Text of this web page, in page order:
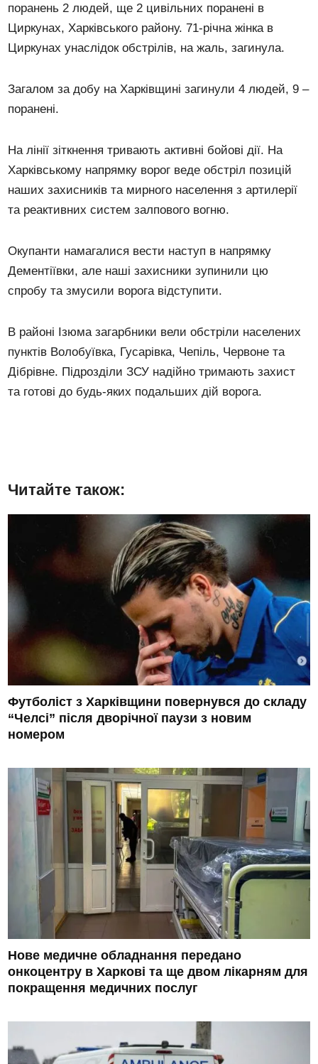
поранень 2 людей, ще 2 цивільних поранені в
Циркунах, Харківського району. 71-річна жінка в
Циркунах унаслідок обстрілів, на жаль, загинула.
Загалом за добу на Харківщині загинули 4 людей, 9 –
поранені.
На лінії зіткнення тривають активні бойові дії. На
Харківському напрямку ворог веде обстріл позицій
наших захисників та мирного населення з артилерії
та реактивних систем залпового вогню.
Окупанти намагалися вести наступ в напрямку
Дементіївки, але наші захисники зупинили цю
спробу та змусили ворога відступити.
В районі Ізюма загарбники вели обстріли населених
пунктів Волобуївка, Гусарівка, Чепіль, Червоне та
Дібрівне. Підрозділи ЗСУ надійно тримають захист
та готові до будь-яких подальших дій ворога.
Читайте також:
Футболіст з Харківщини повернувся до складу
“Челсі” після дворічної паузи з новим
номером
Нове медичне обладнання передано
онкоцентру в Харкові та ще двом лікарням для
покращення медичних послуг